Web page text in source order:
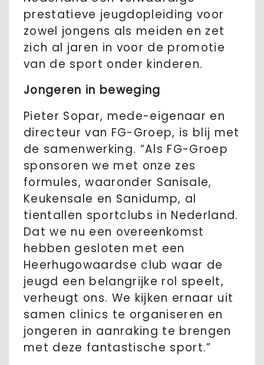
prestatieve jeugdopleiding voor
zowel jongens als meiden en zet
zich al jaren in voor de promotie
van de sport onder kinderen.
Jongeren in beweging
Pieter Sopar, mede-eigenaar en
directeur van FG-Groep, is blij met
de samenwerking. “Als FG-Groep
sponsoren we met onze zes
formules, waaronder Sanisale,
Keukensale en Sanidump, al
tientallen sportclubs in Nederland.
Dat we nu een overeenkomst
hebben gesloten met een
Heerhugowaardse club waar de
jeugd een belangrijke rol speelt,
verheugt ons. We kijken ernaar uit
samen clinics te organiseren en
jongeren in aanraking te brengen
met deze fantastische sport.”